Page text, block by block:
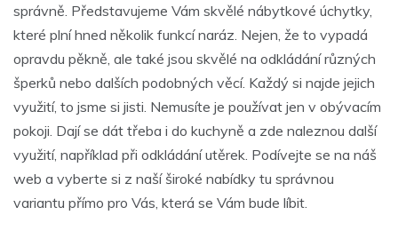
správně. Představujeme Vám skvělé nábytkové úchytky,
které plní hned několik funkcí naráz. Nejen, že to vypadá
opravdu pěkně, ale také jsou skvělé na odkládání různých
šperků nebo dalších podobných věcí. Každý si najde jejich
využití, to jsme si jisti. Nemusíte je používat jen v obývacím
pokoji. Dají se dát třeba i do kuchyně a zde naleznou další
využití, například při odkládání utěrek. Podívejte se na náš
web a vyberte si z naší široké nabídky tu správnou
variantu přímo pro Vás, která se Vám bude líbit.